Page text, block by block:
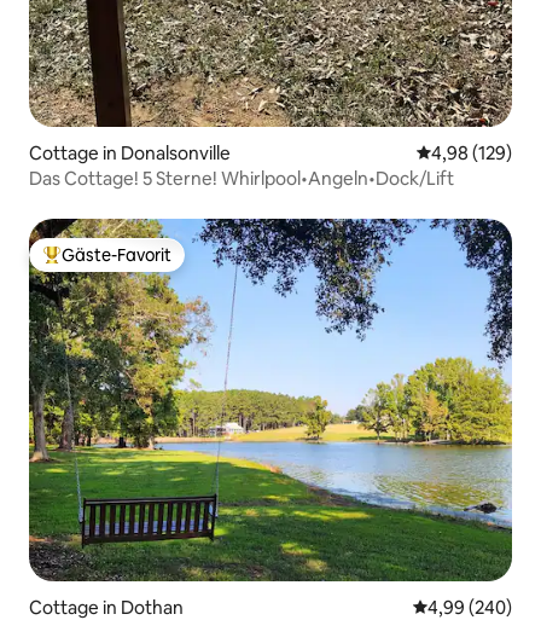
Cottage in Donalsonville
4,98 (129)
Das Cottage! 5 Sterne! Whirlpool•Angeln•Dock/Lift
Beliebter Gäste-Favorit.
Gäste-Favorit
Cottage in Dothan
4,99 (240)